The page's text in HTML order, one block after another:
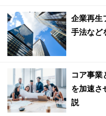
企業再生
手法など
コア事業
を加速さ
説